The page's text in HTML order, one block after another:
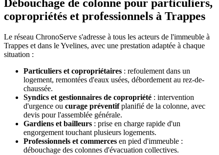
Débouchage de colonne pour particuliers,
copropriétés et professionnels à Trappes
Le réseau ChronoServe s'adresse à tous les acteurs de l'immeuble à
Trappes et dans le Yvelines, avec une prestation adaptée à chaque
situation :
Particuliers et copropriétaires : refoulement dans un
logement, remontées d'eaux usées, débordement au rez-de-
chaussée.
Syndics et gestionnaires de copropriété : intervention
d'urgence ou curage préventifplanifié de la colonne, avec
devis pour l'assemblée générale.
Gardiens et bailleurs : prise en charge rapide d'un
engorgement touchant plusieurs logements.
Professionnels et commerces en pied d'immeuble :
débouchage des colonnes d'évacuation collectives.